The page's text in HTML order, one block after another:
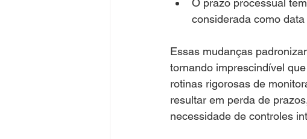
O prazo processual
considerada como
Essas mudanças
tornando imprescindível
rotinas rigorosas de
resultar em perda de
necessidade de controles